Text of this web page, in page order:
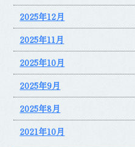
2025年12月
2025年11月
2025年10月
2025年9月
2025年8月
2021年10月